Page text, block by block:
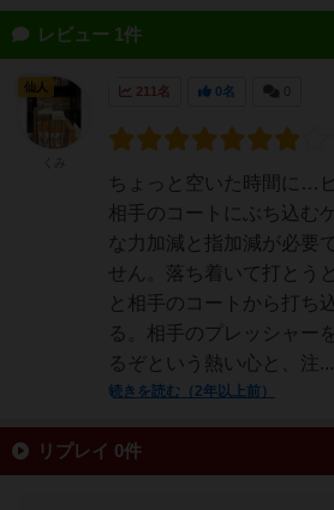
レビュー 1件
211名 0名
ちょっと空いた時間に…
相手のコートにぶち込む
な力加減と指加減が必要
せん。落ち着いて打とう
と相手のコートから打ち
る。相手のプレッシャー
るぞという熱い心と、注...
続きを読む（2年以上前）
仙人
リプレイ 0件